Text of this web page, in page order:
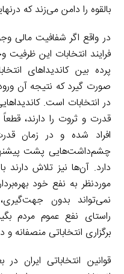
بالقوه را دامن می‌زند که
در واقع اگر شفافیت مالی
فرایند انتخابات این
پرده بین کاندیداهای
صورت گیرد که نتیجه آن
در انتخابات است.
قدرت و ثروت را دارند،
افراد شده و در زمان
چشم‌داشت‌هایی پشت
دارد. آن‌ها نیز تلاش دارند
موردنظر به نفع خود
نمی‌تواند بدون
راستای نفع عموم مردم
برگزاری انتخاباتی منصفانه
قوانین انتخاباتی ایران